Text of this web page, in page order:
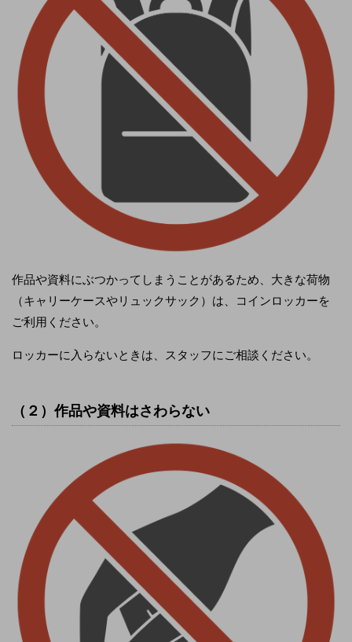
作品や資料にぶつかってしまうことがあるため、大きな荷物
（キャリーケースやリュックサック）は、コインロッカーを
ご利用ください。
ロッカーに入らないときは、スタッフにご相談ください。
（２）作品や資料はさわらない